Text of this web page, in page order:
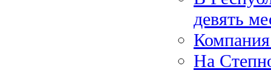
девять
На